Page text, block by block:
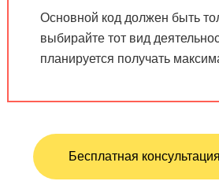
Основной код должен быть
выбирайте тот вид
планируется получать
Бесплатная